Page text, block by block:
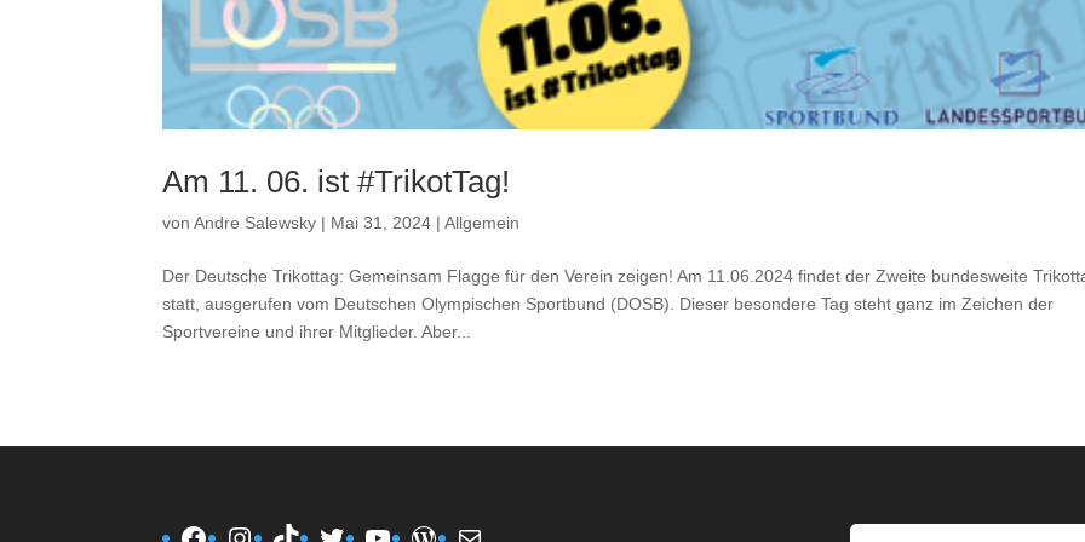
Am 11. 06. ist #TrikotTag!
vonAndre Salewsky | Mai 31, 2024 |Allgemein
Der Deutsche Trikottag: Gemeinsam Flagge für den Verein zeigen! Am 11.06.2024 findet der Zweite bundesweite
statt, ausgerufen vom Deutschen Olympischen Sportbund (DOSB). Dieser besondere Tag steht ganz im Zeichen der
Sportvereine und ihrer Mitglieder. Aber...